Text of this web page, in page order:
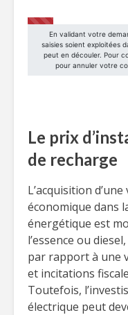
Le prix
de recharge
L’acquisition
économique dans
énergétique est
l’essence ou
par rapport à une
et incitations
Toutefois,
électrique peut